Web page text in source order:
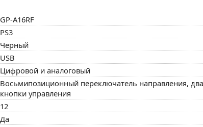
GP-A16RF
PS3
Черный
USB
Цифровой и аналоговый
Восьмипозиционный переключатель направления, два
кнопки управления
12
Да